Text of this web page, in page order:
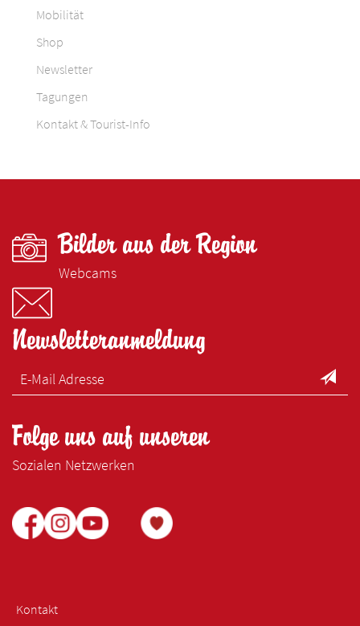
Mobilität
Shop
Newsletter
Tagungen
Kontakt & Tourist-Info
Bilder aus der Region
Webcams
Newsletteranmeldung
Folge uns auf unseren
Sozialen Netzwerken
Kontakt